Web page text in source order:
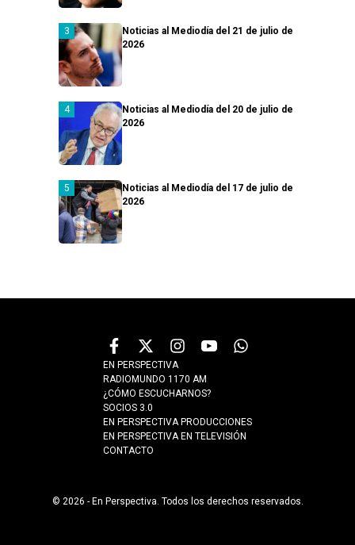
Noticias al Mediodía del 21 de julio de
2026
Noticias al Mediodía del 20 de julio de
2026
Noticias al Mediodía del 17 de julio de
2026
EN PERSPECTIVA
RADIOMUNDO 1170 AM
¿CÓMO ESCUCHARNOS?
SOCIOS 3.0
EN PERSPECTIVA PRODUCCIONES
EN PERSPECTIVA EN TELEVISIÓN
CONTACTO
© 2026 - En Perspectiva. Todos los derechos reservados.